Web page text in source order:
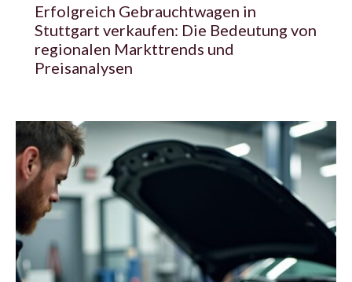
Erfolgreich Gebrauchtwagen in
Stuttgart verkaufen: Die Bedeutung von
regionalen Markttrends und
Preisanalysen